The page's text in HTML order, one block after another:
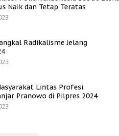
Naik dan Tetap Teratas
Radikalisme Jelang
Lintas Profesi
Pranowo di Pilpres 2024